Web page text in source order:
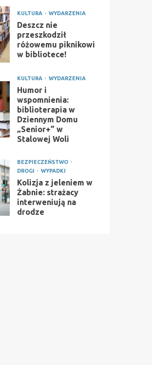
KULTURA WYDARZENIA
Deszcz nie
przeszkodził
różowemu piknikowi
w bibliotece!
KULTURA WYDARZENIA
Humor i
wspomnienia:
biblioterapia w
Dziennym Domu
„Senior+” w
Stalowej Woli
BEZPIECZEŃSTWO
DROGI
WYPADKI
Kolizja z jeleniem w
Żabnie: strażacy
interweniują na
drodze